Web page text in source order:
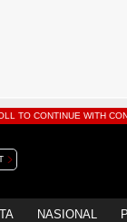
TO CONTINUE WITH
NASIONAL